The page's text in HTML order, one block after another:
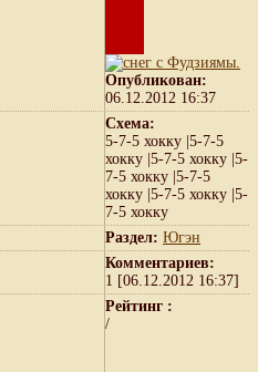
Опубликован:
06.12.2012 16:37
Схема:
5-7-5 хокку |5-7-5
хокку |5-7-5 хокку |5-
7-5 хокку |5-7-5
хокку |5-7-5 хокку |5-
7-5 хокку
Раздел: Югэн
Комментариев:
1 [06.12.2012 16:37]
Рейтинг :
/